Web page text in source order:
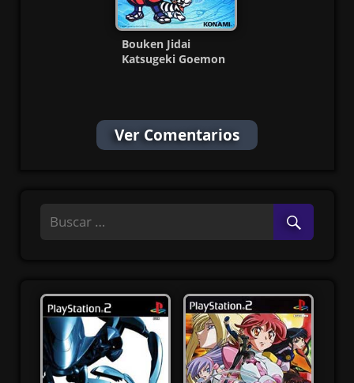
Bouken Jidai
Katsugeki Goemon
Ver Comentarios